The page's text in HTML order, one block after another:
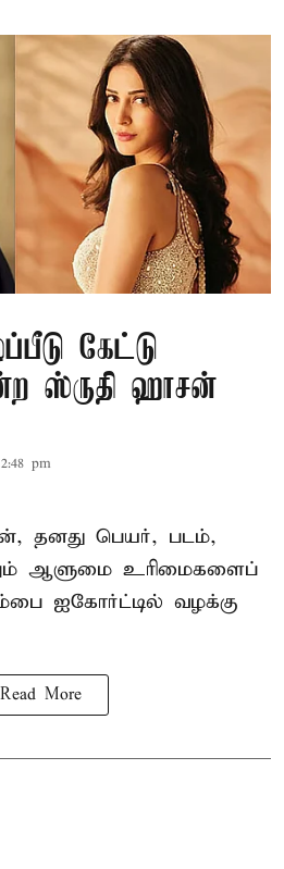
கேட்டு
ஸ்ருதி ஹாசன்
pm
, தனது பெயர், படம்,
ஆளுமை உரிமைகளைப்
ஐகோர்ட்டில் வழக்கு
Read More